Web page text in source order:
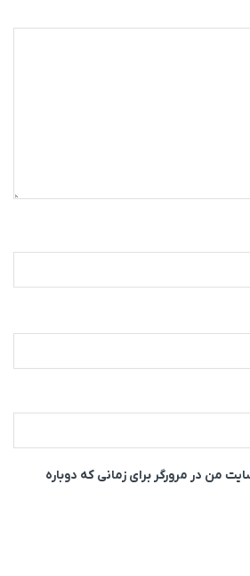
من در مرورگر برای زمانی که دوباره